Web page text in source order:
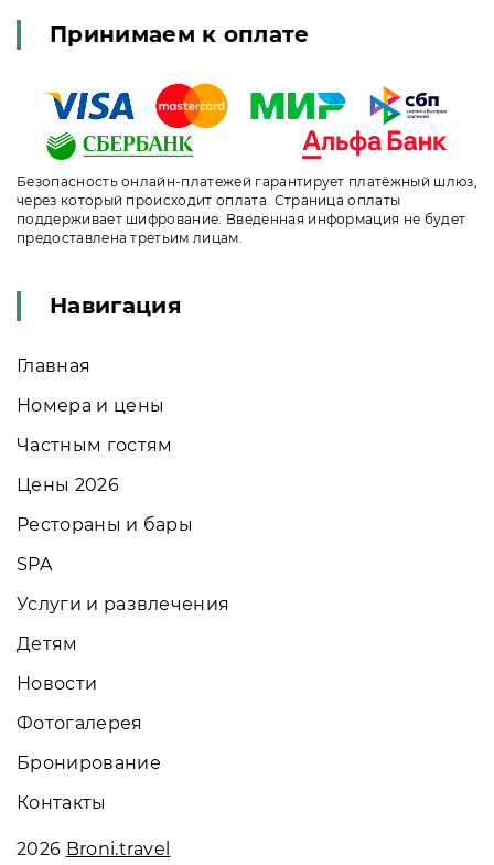
Принимаем к оплате
Безопасность онлайн-платежей гарантирует платёжный шлюз,
через который происходит оплата. Страница оплаты
поддерживает шифрование. Введенная информация не будет
предоставлена третьим лицам.
Навигация
Главная
Номера и цены
Частным гостям
Цены 2026
Рестораны и бары
SPA
Услуги и развлечения
Детям
Новости
Фотогалерея
Бронирование
Контакты
2026 Broni.travel